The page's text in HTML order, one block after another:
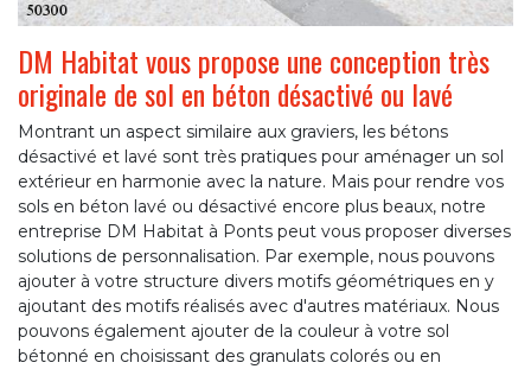
DM Habitat vous propose une conception très
originale de sol en béton désactivé ou lavé
Montrant un aspect similaire aux graviers, les bétons
désactivé et lavé sont très pratiques pour aménager un sol
extérieur en harmonie avec la nature. Mais pour rendre vos
sols en béton lavé ou désactivé encore plus beaux, notre
entreprise DM Habitat à Ponts peut vous proposer diverses
solutions de personnalisation. Par exemple, nous pouvons
ajouter à votre structure divers motifs géométriques en y
ajoutant des motifs réalisés avec d'autres matériaux. Nous
pouvons également ajouter de la couleur à votre sol
bétonné en choisissant des granulats colorés ou en